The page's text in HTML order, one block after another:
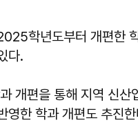
학년도부터 개편한
다.
개편을 통해 지역 신산
영한 학과 개편도 추진